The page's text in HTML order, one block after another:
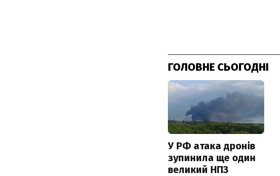
ГОЛОВНЕ СЬОГОДНІ
У РФ атака дронів
зупинила ще один
великий НПЗ